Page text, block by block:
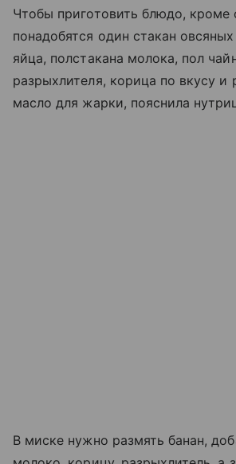
Чтобы приготовить блюдо, кроме
понадобятся один стакан
яйца, полстакана молока, пол
разрыхлителя, корица по вкусу и
масло для жарки, пояснила
В миске нужно размять банан,